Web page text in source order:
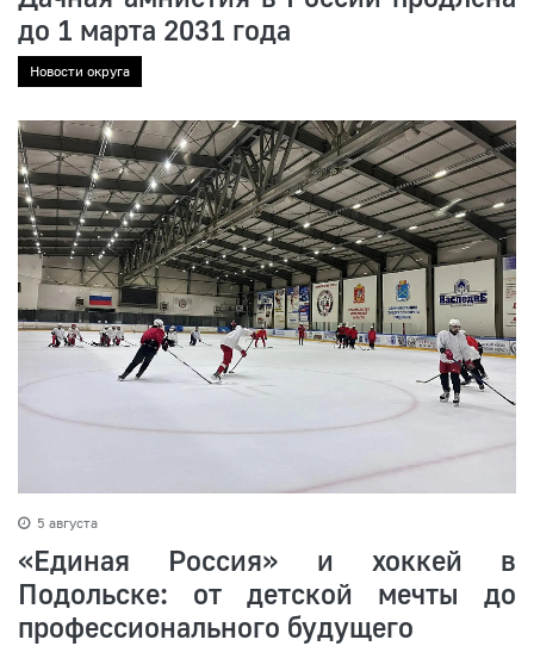
до 1 марта 2031 года
Новости округа
5 августа
«Единая Россия» и хоккей в
Подольске: от детской мечты до
профессионального будущего